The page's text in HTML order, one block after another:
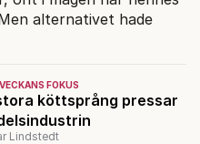
FOKUS
köttsprång pressar
Lindstedt
alternativet hade